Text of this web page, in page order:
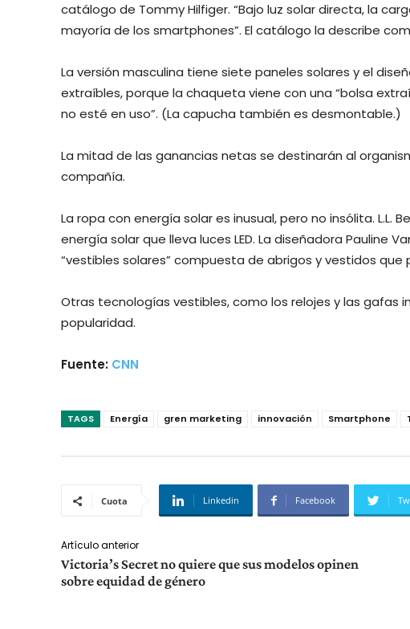
catálogo de Tommy Hilfiger. “Bajo luz solar directa, la
mayoría de los smartphones”. El catálogo la describe
La versión masculina tiene siete paneles solares y el
extraíbles, porque la chaqueta viene con una “bolsa
no esté en uso”. (La capucha también es desmontable.)
La mitad de las ganancias netas se destinarán al
compañía.
La ropa con energía solar es inusual, pero no insólita. L.L.
energía solar que lleva luces LED. La diseñadora Pauline
“vestibles solares” compuesta de abrigos y vestidos
Otras tecnologías vestibles, como los relojes y las
popularidad.
Fuente: CNN
TAGS Energía gren marketing innovación Smartphone
Cuota Linkedin Facebook
Artículo anterior
Victoria’s Secret no quiere que sus modelos opinen
sobre equidad de género